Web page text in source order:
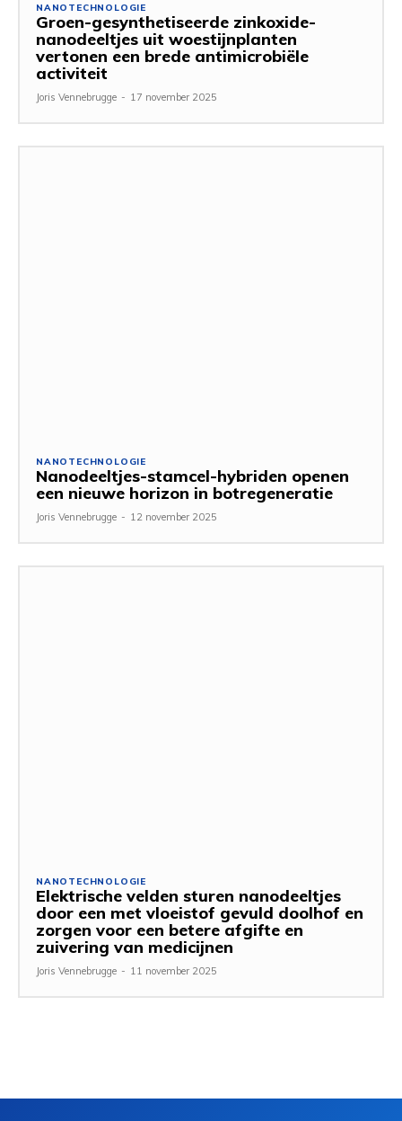
NANOTECHNOLOGIE
Groen-gesynthetiseerde zinkoxide-
nanodeeltjes uit woestijnplanten
vertonen een brede antimicrobiële
activiteit
Joris Vennebrugge - 17 november 2025
NANOTECHNOLOGIE
Nanodeeltjes-stamcel-hybriden openen
een nieuwe horizon in botregeneratie
Joris Vennebrugge - 12 november 2025
NANOTECHNOLOGIE
Elektrische velden sturen nanodeeltjes
door een met vloeistof gevuld doolhof en
zorgen voor een betere afgifte en
zuivering van medicijnen
Joris Vennebrugge - 11 november 2025